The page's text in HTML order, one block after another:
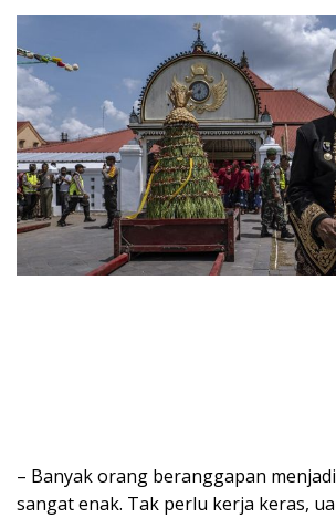
– Banyak orang beranggapan
sangat enak. Tak perlu kerja keras,